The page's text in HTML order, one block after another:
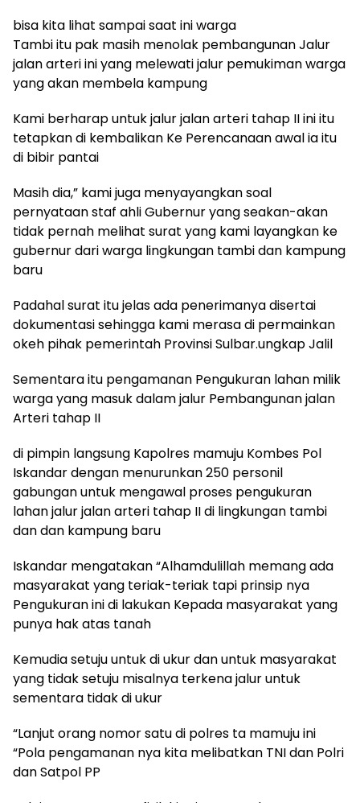
bisa kita lihat sampai saat ini warga
Tambi itu pak masih menolak pembangunan Jalur
jalan arteri ini yang melewati jalur pemukiman warga
yang akan membela kampung
Kami berharap untuk jalur jalan arteri tahap II ini itu
tetapkan di kembalikan Ke Perencanaan awal ia itu
di bibir pantai
Masih dia,” kami juga menyayangkan soal
pernyataan staf ahli Gubernur yang seakan-akan
tidak pernah melihat surat yang kami layangkan ke
gubernur dari warga lingkungan tambi dan kampung
baru
Padahal surat itu jelas ada penerimanya disertai
dokumentasi sehingga kami merasa di permainkan
okeh pihak pemerintah Provinsi Sulbar.ungkap Jalil
Sementara itu pengamanan Pengukuran lahan milik
warga yang masuk dalam jalur Pembangunan jalan
Arteri tahap II
di pimpin langsung Kapolres mamuju Kombes Pol
Iskandar dengan menurunkan 250 personil
gabungan untuk mengawal proses pengukuran
lahan jalur jalan arteri tahap II di lingkungan tambi
dan dan kampung baru
Iskandar mengatakan “Alhamdulillah memang ada
masyarakat yang teriak-teriak tapi prinsip nya
Pengukuran ini di lakukan Kepada masyarakat yang
punya hak atas tanah
Kemudia setuju untuk di ukur dan untuk masyarakat
yang tidak setuju misalnya terkena jalur untuk
sementara tidak di ukur
“Lanjut orang nomor satu di polres ta mamuju ini
“Pola pengamanan nya kita melibatkan TNI dan Polri
dan Satpol PP